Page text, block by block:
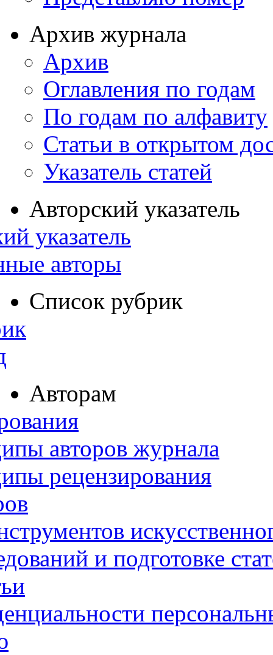
Архив журнала
Архив
Оглавления по годам
По годам по алфавиту
Статьи в открытом
Указатель статей
Авторский указатель
указатель
авторы
Список рубрик
Авторам
авторов журнала
рецензирования
и подготовке